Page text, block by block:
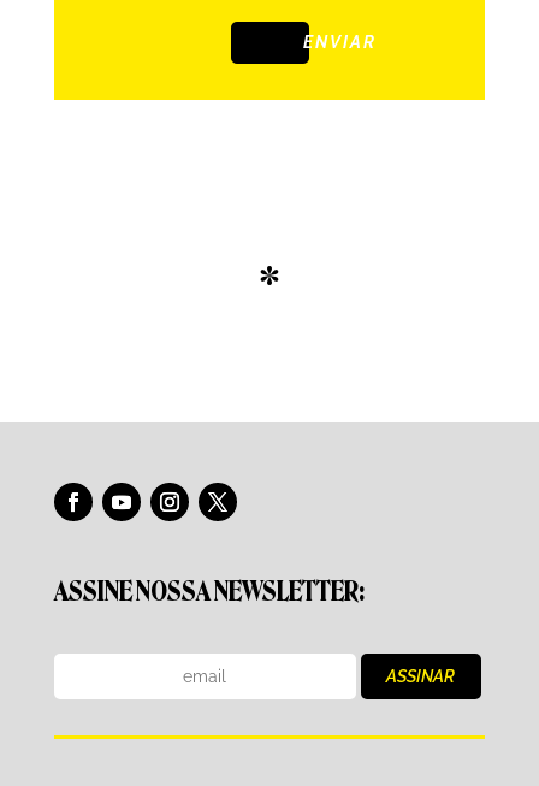
ENVIAR
*
ASSINE NOSSA NEWSLETTER: